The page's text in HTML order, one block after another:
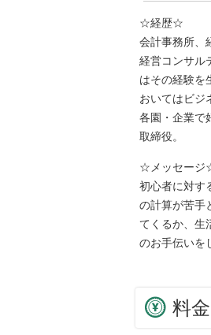
☆経歴☆
会計事務所、
経営コンサル
はその経験を
おいてはビジ
各園・企業で
取締役。
☆メッセージ
初心者に対す
の計算が苦手
てくるか、生
のお手伝いを
料